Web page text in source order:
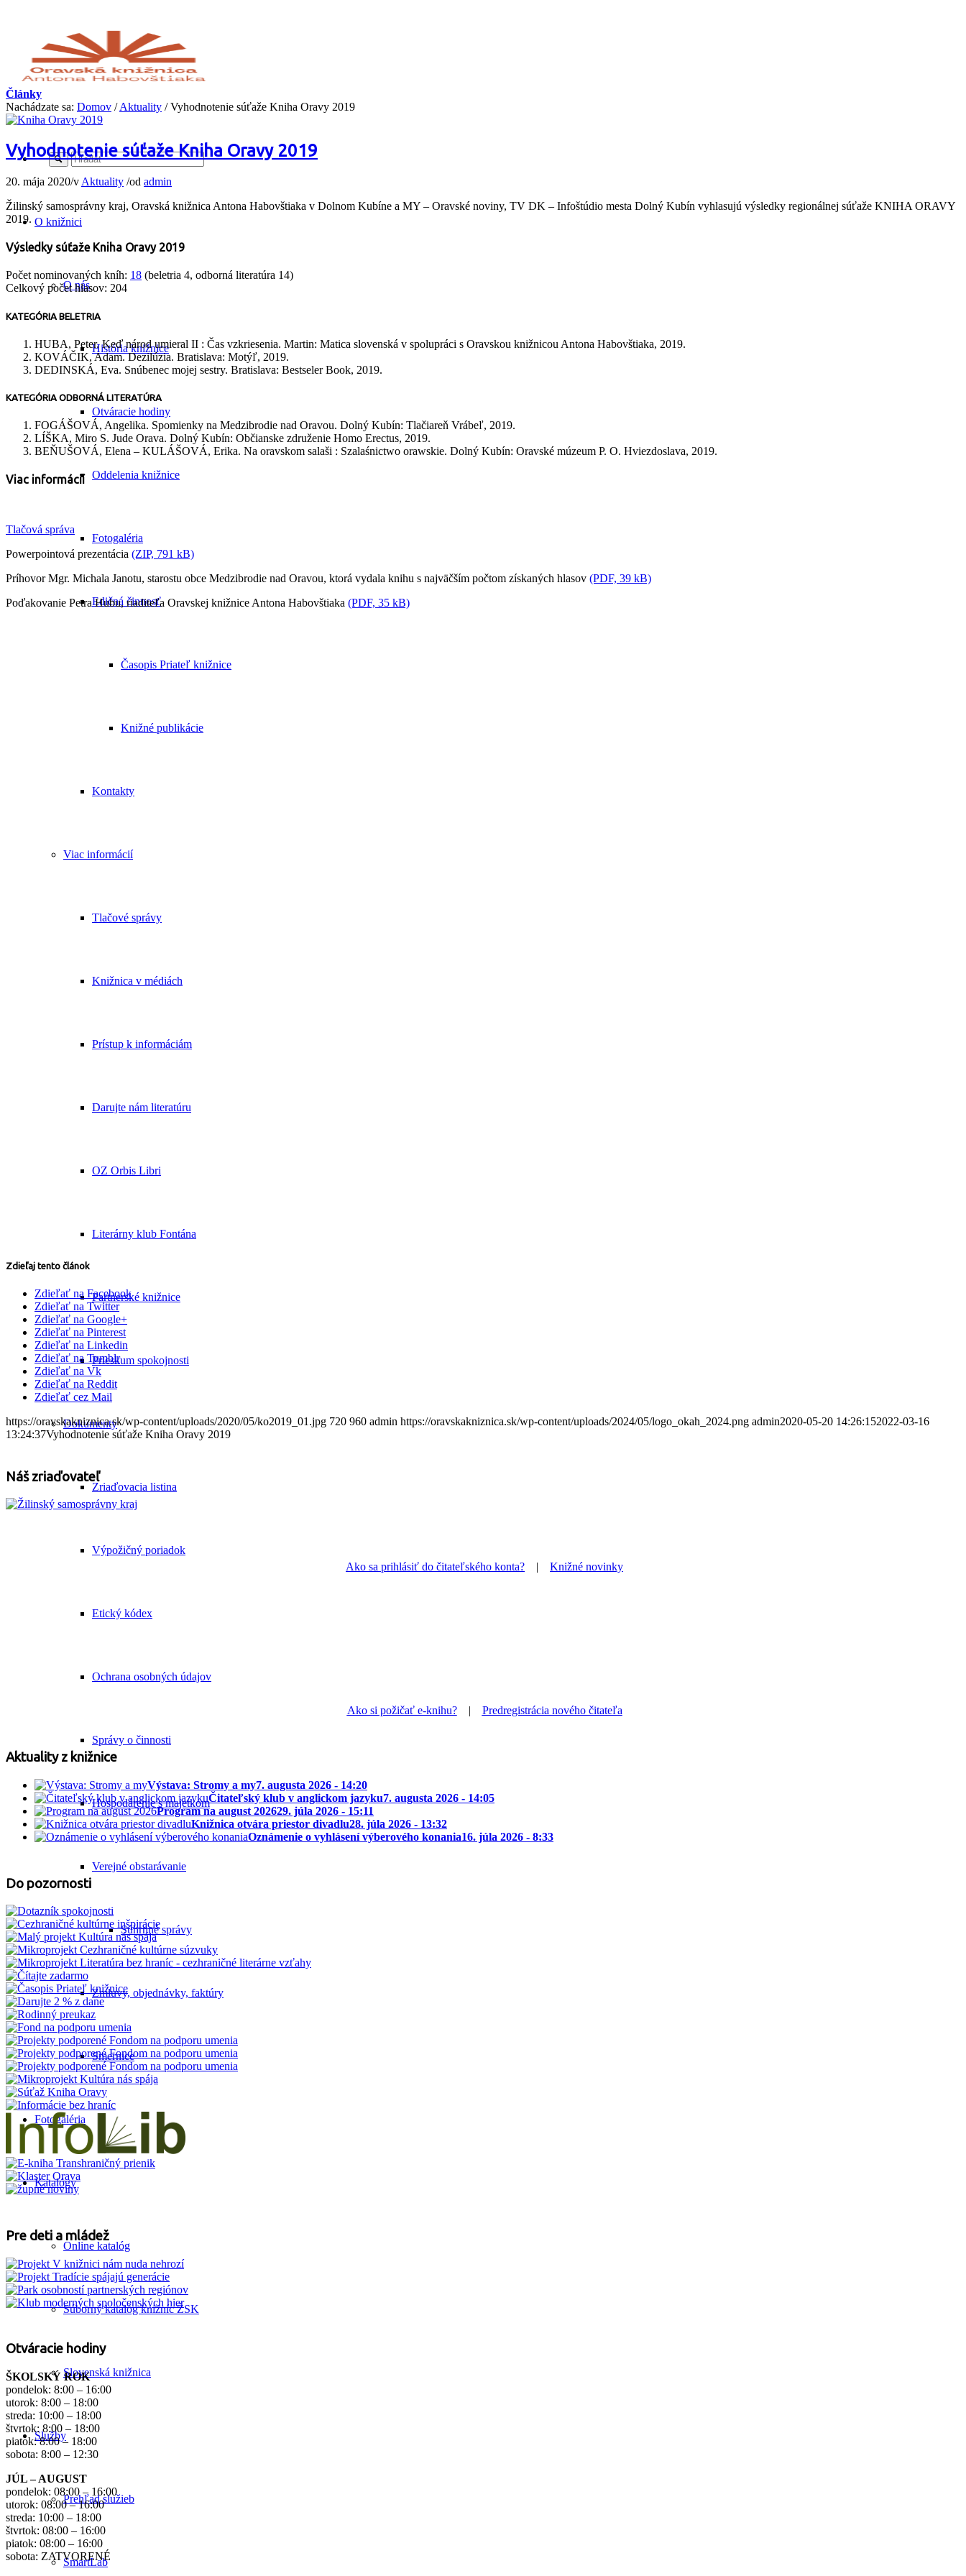
O knižnici
O nás
História knižnice
Otváracie hodiny
Oddelenia knižnice
Fotogaléria
Edičná činnosť
Časopis Priateľ knižnice
Knižné publikácie
Kontakty
Viac informácií
Tlačové správy
Knižnica v médiách
Prístup k informáciám
Darujte nám literatúru
OZ Orbis Libri
Literárny klub Fontána
Partnerské knižnice
Prieskum spokojnosti
Dokumenty
Zriaďovacia listina
Výpožičný poriadok
Etický kódex
Ochrana osobných údajov
Správy o činnosti
Hospodárenie s majetkom
Verejné obstarávanie
Súhrnné správy
Zmluvy, objednávky, faktúry
Smernice
Fotogaléria
Katalógy
Online katalóg
Súborný katalóg knižníc ŽSK
Slovenská knižnica
Služby
Prehľad služieb
SmartLab
Články
Nachádzate sa: Domov / Aktuality / Vyhodnotenie súťaže Kniha Oravy 2019
Vyhodnotenie súťaže Kniha Oravy 2019
20. mája 2020/v Aktuality /od admin
Žilinský samosprávny kraj, Oravská knižnica Antona Habovštiaka v Dolnom Kubíne a MY – Oravské noviny, TV DK – Infoštúdio mesta Dolný Kubín vyhlasujú výsledky regionálnej súťaže KNIHA ORAVY
2019.
Výsledky súťaže Kniha Oravy 2019
Počet nominovaných kníh: 18 (beletria 4, odborná literatúra 14)
Celkový počet hlasov: 204
KATEGÓRIA BELETRIA
HUBA, Peter. Keď národ umieral II : Čas vzkriesenia. Martin: Matica slovenská v spolupráci s Oravskou knižnicou Antona Habovštiaka, 2019.
KOVÁČIK, Adam. Dezilúzia. Bratislava: Motýľ, 2019.
DEDINSKÁ, Eva. Snúbenec mojej sestry. Bratislava: Bestseler Book, 2019.
KATEGÓRIA ODBORNÁ LITERATÚRA
FOGÁŠOVÁ, Angelika. Spomienky na Medzibrodie nad Oravou. Dolný Kubín: Tlačiareň Vrábeľ, 2019.
LÍŠKA, Miro S. Jude Orava. Dolný Kubín: Občianske združenie Homo Erectus, 2019.
BEŇUŠOVÁ, Elena – KULÁŠOVÁ, Erika. Na oravskom salaši : Szalaśnictwo orawskie. Dolný Kubín: Oravské múzeum P. O. Hviezdoslava, 2019.
Viac informácií
Tlačová správa
Powerpointová prezentácia (ZIP, 791 kB)
Príhovor Mgr. Michala Janotu, starostu obce Medzibrodie nad Oravou, ktorá vydala knihu s najväčším počtom získaných hlasov (PDF, 39 kB)
Poďakovanie Petra Hubu, riaditeľa Oravskej knižnice Antona Habovštiaka (PDF, 35 kB)
Zdieľaj tento článok
Zdieľať na Facebook
Zdieľať na Twitter
Zdieľať na Google+
Zdieľať na Pinterest
Zdieľať na Linkedin
Zdieľať na Tumblr
Zdieľať na Vk
Zdieľať na Reddit
Zdieľať cez Mail
https://oravskakniznica.sk/wp-content/uploads/2020/05/ko2019_01.jpg 720 960 admin https://oravskakniznica.sk/wp-content/uploads/2024/05/logo_okah_2024.png admin2020-05-20 14:26:152022-03-16
13:24:37Vyhodnotenie súťaže Kniha Oravy 2019
Náš zriaďovateľ
Ako sa prihlásiť do čitateľského konta? | Knižné novinky
Ako si požičať e-knihu?| Predregistrácia nového čitateľa
Aktuality z knižnice
Výstava: Stromy a my7. augusta 2026 - 14:20
Čitateľský klub v anglickom jazyku7. augusta 2026 - 14:05
Program na august 202629. júla 2026 - 15:11
Knižnica otvára priestor divadlu28. júla 2026 - 13:32
Oznámenie o vyhlásení výberového konania16. júla 2026 - 8:33
Do pozornosti
Pre deti a mládež
Otváracie hodiny
ŠKOLSKÝ ROK
pondelok: 8:00 – 16:00
utorok: 8:00 – 18:00
streda: 10:00 – 18:00
štvrtok: 8:00 – 18:00
piatok: 8:00 – 18:00
sobota: 8:00 – 12:30
JÚL – AUGUST
pondelok: 08:00 – 16:00
utorok: 08:00 – 16:00
streda: 10:00 – 18:00
štvrtok: 08:00 – 16:00
piatok: 08:00 – 16:00
sobota: ZATVORENÉ